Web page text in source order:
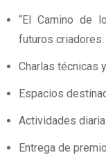
“El Camino de
futuros criadores.
Charlas técnicas
Espacios
Actividades
Entrega de